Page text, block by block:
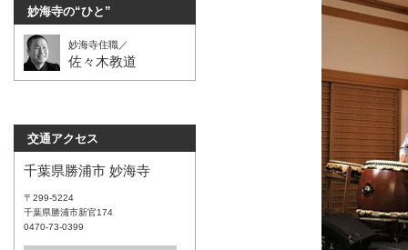
妙海寺の“ひと”
妙海寺住職／
佐々木教道
交通アクセス
千葉県勝浦市 妙海寺
〒299-5224
千葉県勝浦市新官174
0470-73-0399